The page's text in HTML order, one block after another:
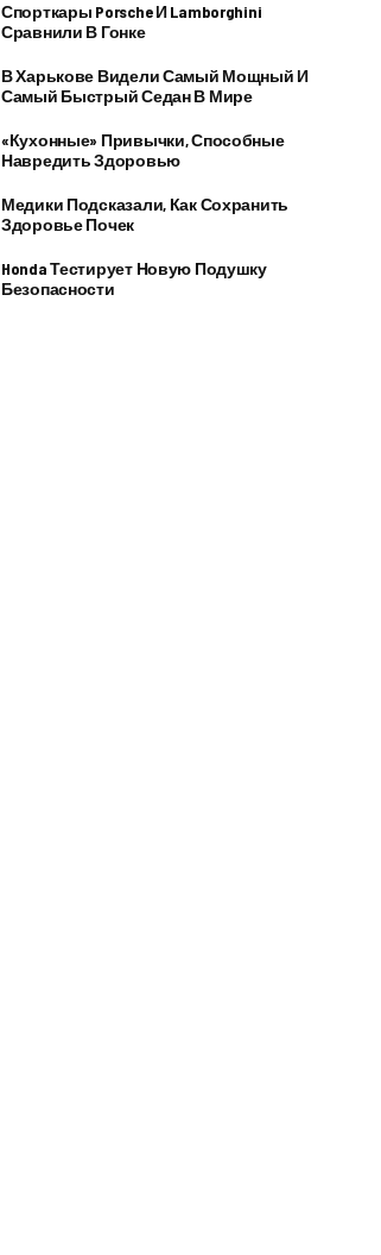
Спорткары Porsche И Lamborghini
Сравнили В Гонке
В Харькове Видели Самый Мощный И
Самый Быстрый Седан В Мире
«Кухонные» Привычки, Способные
Навредить Здоровью
Медики Подсказали, Как Сохранить
Здоровье Почек
Honda Тестирует Новую Подушку
Безопасности